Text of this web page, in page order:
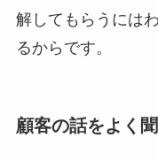
解してもらうには
るからです。
顧客の話をよく聞